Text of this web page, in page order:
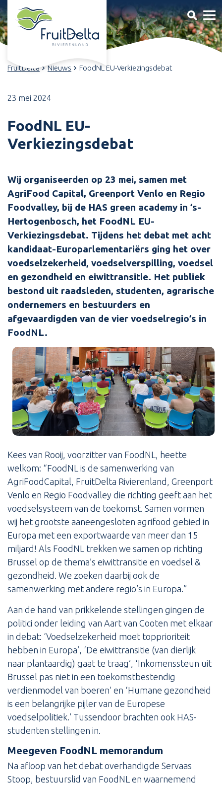
FruitDelta Nieuws FoodNL EU-Verkiezingsdebat
23 mei 2024
FoodNL EU-
Verkiezingsdebat
Wij organiseerden op 23 mei, samen met
AgriFood Capital, Greenport Venlo en Regio
Foodvalley, bij de HAS green academy in ’s-
Hertogenbosch, het FoodNL EU-
Verkiezingsdebat. Tijdens het debat met acht
kandidaat-Europarlementariërs ging het over
voedselzekerheid, voedselverspilling, voedsel
en gezondheid en eiwittransitie. Het publiek
bestond uit raadsleden, studenten, agrarische
ondernemers en bestuurders en
afgevaardigden van de vier voedselregio’s in
FoodNL.
Kees van Rooij, voorzitter van FoodNL, heette
welkom: “FoodNL is de samenwerking van
AgriFoodCapital, FruitDelta Rivierenland, Greenport
Venlo en Regio Foodvalley die richting geeft aan het
voedselsysteem van de toekomst. Samen vormen
wij het grootste aaneengesloten agrifood gebied in
Europa met een exportwaarde van meer dan 15
miljard! Als FoodNL trekken we samen op richting
Brussel op de thema’s eiwittransitie en voedsel &
gezondheid. We zoeken daarbij ook de
samenwerking met andere regio’s in Europa.”
Aan de hand van prikkelende stellingen gingen de
politici onder leiding van Aart van Cooten met elkaar
in debat: ‘Voedselzekerheid moet topprioriteit
hebben in Europa’, ‘De eiwittransitie (van dierlijk
naar plantaardig) gaat te traag’, ‘Inkomenssteun uit
Brussel pas niet in een toekomstbestendig
verdienmodel van boeren’ en ‘Humane gezondheid
is een belangrijke pijler van de Europese
voedselpolitiek.’ Tussendoor brachten ook HAS-
studenten stellingen in.
Meegeven FoodNL memorandum
Na afloop van het debat overhandigde Servaas
Stoop, bestuurslid van FoodNL en waarnemend